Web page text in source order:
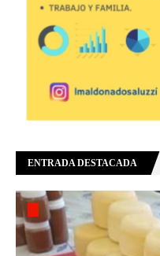
ENTRADA DESTACADA